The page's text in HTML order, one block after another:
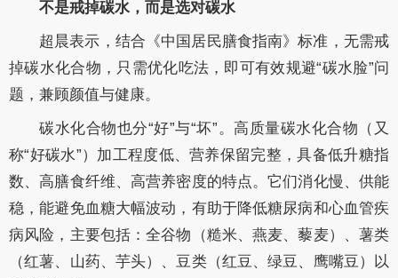
不是戒掉碳水，而是选对碳水
超晨表示，结合《中国居民膳食指南》标准，无需戒
掉碳水化合物，只需优化吃法，即可有效规避“碳水脸”问
题，兼顾颜值与健康。
碳水化合物也分“好”与“坏”。高质量碳水化合物（又
称“好碳水”）加工程度低、营养保留完整，具备低升糖指
数、高膳食纤维、高营养密度的特点。它们消化慢、供能
稳，能避免血糖大幅波动，有助于降低糖尿病和心血管疾
病风险，主要包括：全谷物（糙米、燕麦、藜麦）、薯类
（红薯、山药、芋头）、豆类（红豆、绿豆、鹰嘴豆）以